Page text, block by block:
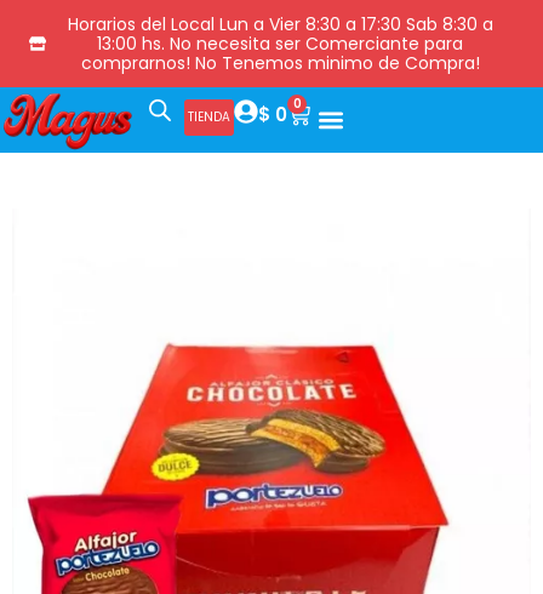
Horarios del Local Lun a Vier 8:30 a 17:30 Sab 8:30 a
13:00 hs. No necesita ser Comerciante para
comprarnos! No Tenemos minimo de Compra!
TIENDA $ 0 0